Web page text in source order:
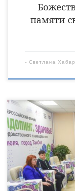
памяти
- Светлана
Руководитель
священник
рабочем дне
Практика
отец Антоний
Федерации бокса